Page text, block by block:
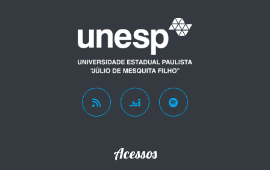
Acessos